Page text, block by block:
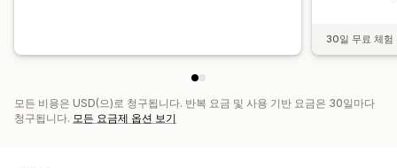
30일 무료 체험
모든 비용은 USD(으)로 청구됩니다. 반복 요금 및 사용 기반 요금은 30일마다
청구됩니다. 모든 요금제 옵션 보기